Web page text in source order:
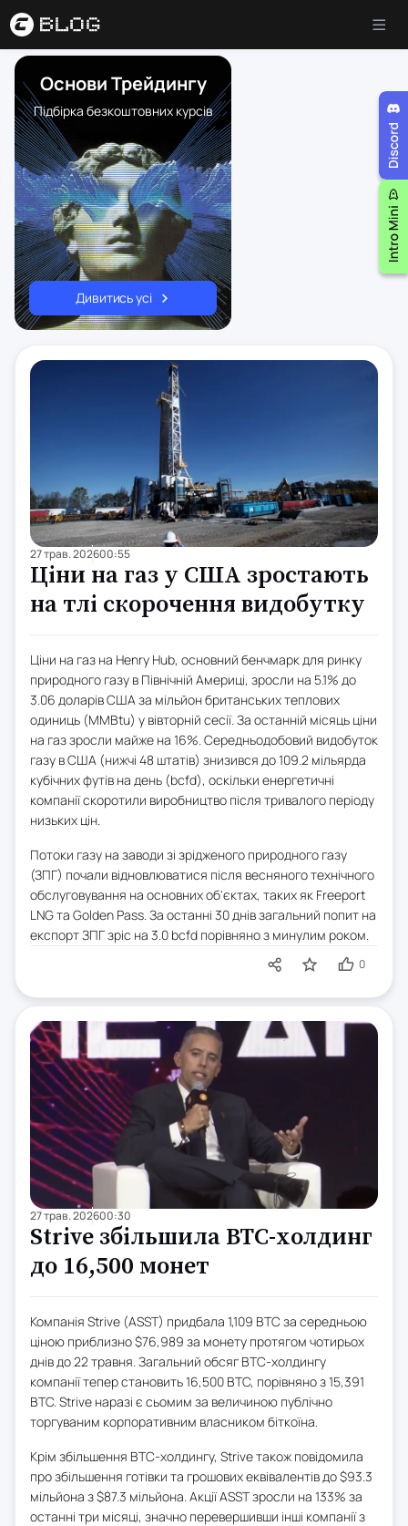
Основи Трейдингу
Підбірка безкоштовних курсів
Дивитись усі
27 трав. 202600:55
Ціни на газ у США зростають
на тлі скорочення видобутку
Ціни на газ на Henry Hub, основний бенчмарк для ринку
природного газу в Північній Америці, зросли на 5.1% до
3.06 доларів США за мільйон британських теплових
одиниць (MMBtu) у вівторній сесії. За останній місяць ціни
на газ зросли майже на 16%. Середньодобовий видобуток
газу в США (нижчі 48 штатів) знизився до 109.2 мільярда
кубічних футів на день (bcfd), оскільки енергетичні
компанії скоротили виробництво після тривалого періоду
низьких цін.
Потоки газу на заводи зі зрідженого природного газу
(ЗПГ) почали відновлюватися після весняного технічного
обслуговування на основних об'єктах, таких як Freeport
LNG та Golden Pass. За останні 30 днів загальний попит на
експорт ЗПГ зріс на 3.0 bcfd порівняно з минулим роком.
0
27 трав. 202600:30
Strive збільшила BTC-холдинг
до 16,500 монет
Компанія Strive (ASST) придбала 1,109 BTC за середньою
ціною приблизно $76,989 за монету протягом чотирьох
днів до 22 травня. Загальний обсяг BTC-холдингу
компанії тепер становить 16,500 BTC, порівняно з 15,391
BTC. Strive наразі є сьомим за величиною публічно
торгуваним корпоративним власником біткоїна.
Крім збільшення BTC-холдингу, Strive також повідомила
про збільшення готівки та грошових еквівалентів до $93.3
мільйона з $87.3 мільйона. Акції ASST зросли на 133% за
останні три місяці, значно перевершивши інші компанії з